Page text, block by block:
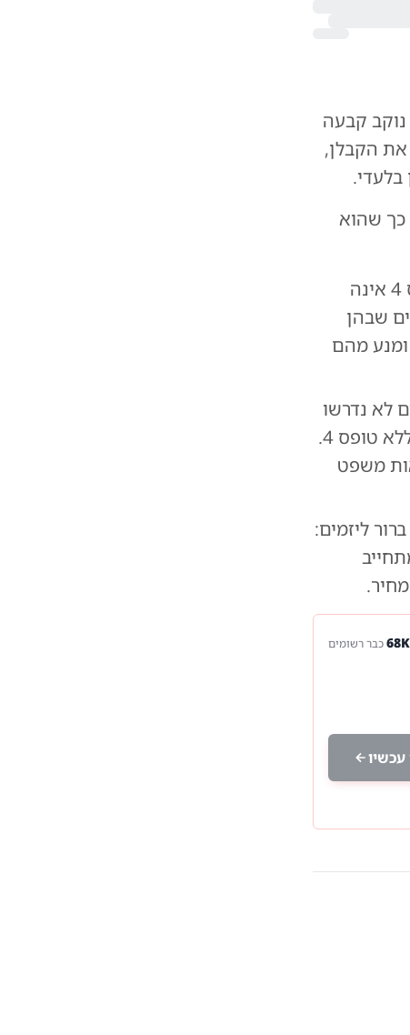
קבעה
הקבלן,
כך שהוא
עוד הדגישה השופטת כי העובדה שהרוכשים נכנסו לדירה ללא טופס 4 אינה
שבהן
ומנע מהם
לא נדרשו
לשלם דמי שכירות על מגורים חלופיים בתקופה שבה גרו בפנטהאוז ללא טופס 4.
הוצאות משפט
ליזמים:
כבר רשומים
עכשיו